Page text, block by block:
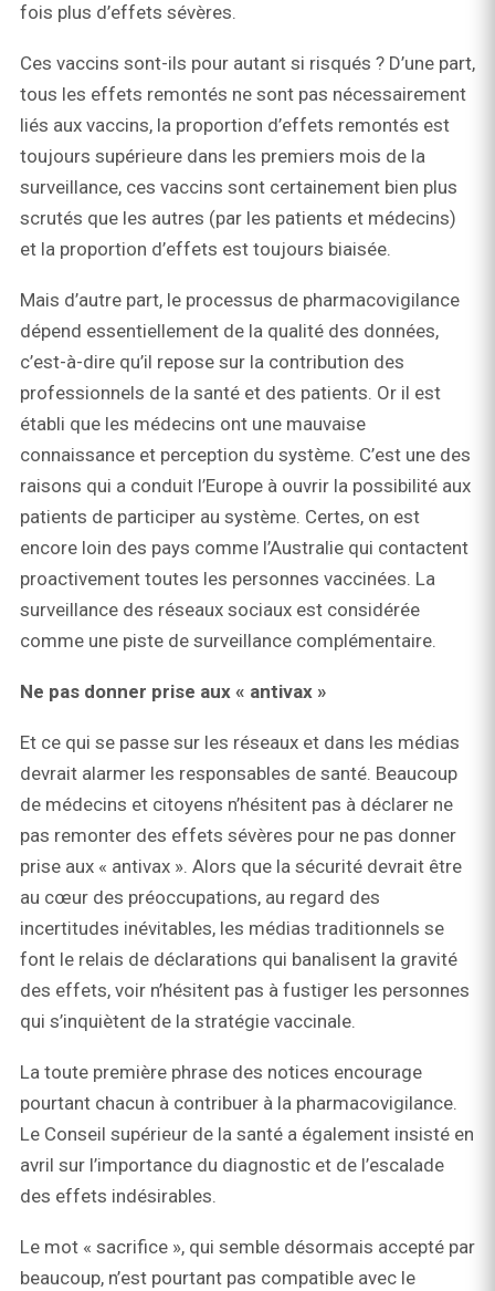
fois plus d’effets sévères.
Ces vaccins sont-ils pour autant si risqués ? D’une part,
tous les effets remontés ne sont pas nécessairement
liés aux vaccins, la proportion d’effets remontés est
toujours supérieure dans les premiers mois de la
surveillance, ces vaccins sont certainement bien plus
scrutés que les autres (par les patients et médecins)
et la proportion d’effets est toujours biaisée.
Mais d’autre part, le processus de pharmacovigilance
dépend essentiellement de la qualité des données,
c’est-à-dire qu’il repose sur la contribution des
professionnels de la santé et des patients. Or il est
établi que les médecins ont une mauvaise
connaissance et perception du système. C’est une des
raisons qui a conduit l’Europe à ouvrir la possibilité aux
patients de participer au système. Certes, on est
encore loin des pays comme l’Australie qui contactent
proactivement toutes les personnes vaccinées. La
surveillance des réseaux sociaux est considérée
comme une piste de surveillance complémentaire.
Ne pas donner prise aux « antivax »
Et ce qui se passe sur les réseaux et dans les médias
devrait alarmer les responsables de santé. Beaucoup
de médecins et citoyens n’hésitent pas à déclarer ne
pas remonter des effets sévères pour ne pas donner
prise aux « antivax ». Alors que la sécurité devrait être
au cœur des préoccupations, au regard des
incertitudes inévitables, les médias traditionnels se
font le relais de déclarations qui banalisent la gravité
des effets, voir n’hésitent pas à fustiger les personnes
qui s’inquiètent de la stratégie vaccinale.
La toute première phrase des notices encourage
pourtant chacun à contribuer à la pharmacovigilance.
Le Conseil supérieur de la santé a également insisté en
avril sur l’importance du diagnostic et de l’escalade
des effets indésirables.
Le mot « sacrifice », qui semble désormais accepté par
beaucoup, n’est pourtant pas compatible avec le